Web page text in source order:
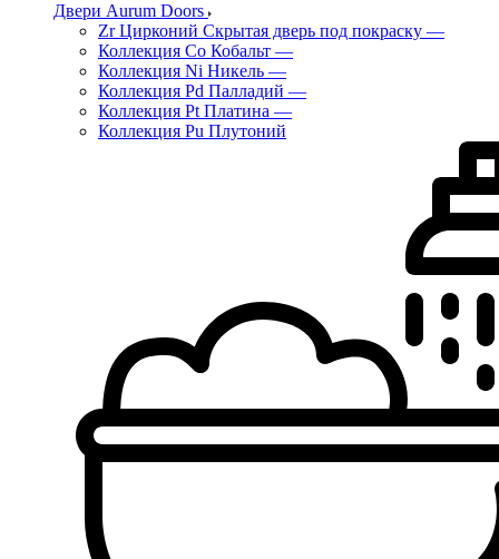
Двери Aurum Doors
Zr Цирконий Скрытая дверь под покраску —
Коллекция Co Кобальт —
Коллекция Ni Никель —
Коллекция Pd Палладий —
Коллекция Pt Платина —
Коллекция Pu Плутоний